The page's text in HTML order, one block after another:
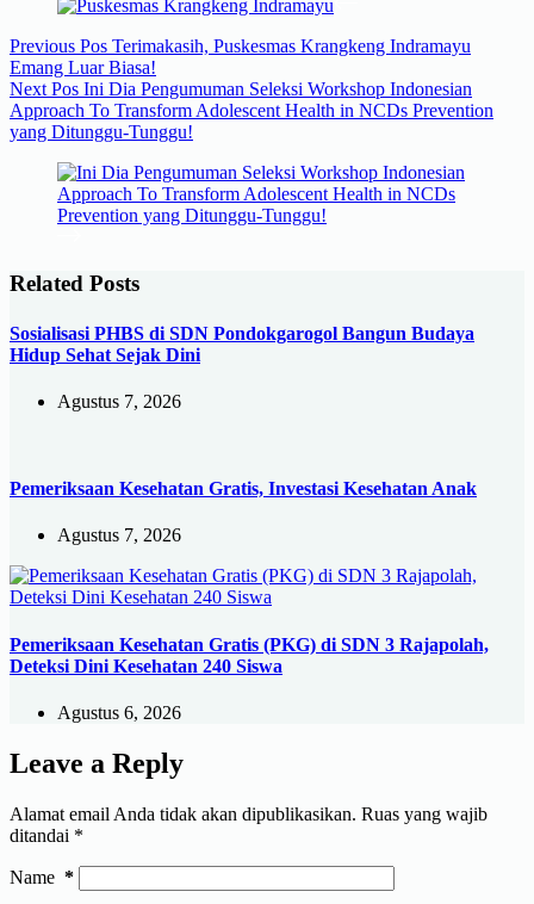
Previous Pos Terimakasih, Puskesmas Krangkeng Indramayu
Emang Luar Biasa!
Next Pos Ini Dia Pengumuman Seleksi Workshop Indonesian
Approach To Transform Adolescent Health in NCDs Prevention
yang Ditunggu-Tunggu!
Related Posts
Sosialisasi PHBS di SDN Pondokgarogol Bangun Budaya
Hidup Sehat Sejak Dini
Agustus 7, 2026
Pemeriksaan Kesehatan Gratis, Investasi Kesehatan Anak
Agustus 7, 2026
Pemeriksaan Kesehatan Gratis (PKG) di SDN 3 Rajapolah,
Deteksi Dini Kesehatan 240 Siswa
Agustus 6, 2026
Leave a Reply
Alamat email Anda tidak akan dipublikasikan. Ruas yang wajib
ditandai *
Name *